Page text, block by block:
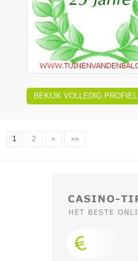
BEKIJK VOLLEDIG PROFIEL
1 2 » »»